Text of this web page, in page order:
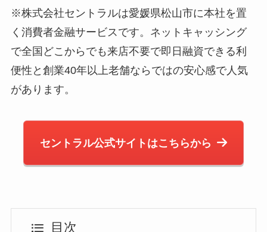
※株式会社セントラルは愛媛県松山市に本社を置
く消費者金融サービスです。ネットキャッシング
で全国どこからでも来店不要で即日融資できる利
便性と創業40年以上老舗ならではの安心感で人気
があります。
セントラル公式サイトはこちらから
目次